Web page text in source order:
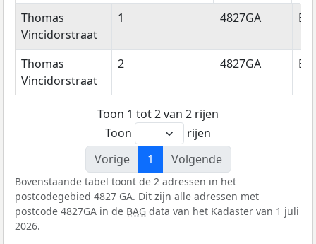
Straatnaam Huisnummer Postcode
Thomas
Vincidorstraat
1 4827GA
Thomas
Vincidorstraat
2 4827GA
Toon 1 tot 2 van 2 rijen
Toon
rijen
Vorige
1 Volgende
Bovenstaande tabel toont de 2 adressen in het
postcodegebied 4827 GA. Dit zijn alle adressen met
postcode 4827GA in de BAG data van het Kadaster van 1 juli
2026.